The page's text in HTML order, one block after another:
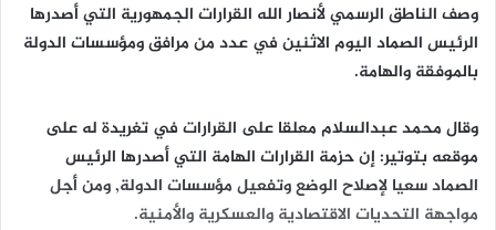
وصف الناطق الرسمي لأنصار الله القرارات الجمهورية التي أصدرها
الرئيس الصماد اليوم الاثنين في عدد من مرافق ومؤسسات الدولة
بالموفقة والهامة.
وقال محمد عبدالسلام معلقا على القرارات في تغريدة له على
موقعه بتوتير: إن حزمة القرارات الهامة التي أصدرها الرئيس
الصماد سعيا لإصلاح الوضع وتفعيل مؤسسات الدولة, ومن أجل
مواجهة التحديات الاقتصادية والعسكرية والأمنية.